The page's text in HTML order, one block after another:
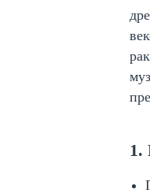
1.